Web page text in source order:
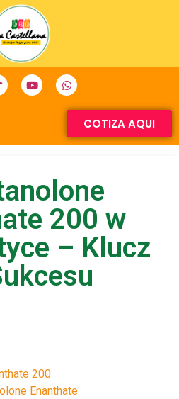
COTIZA AQUI
200 w
– Klucz
200
Enanthate